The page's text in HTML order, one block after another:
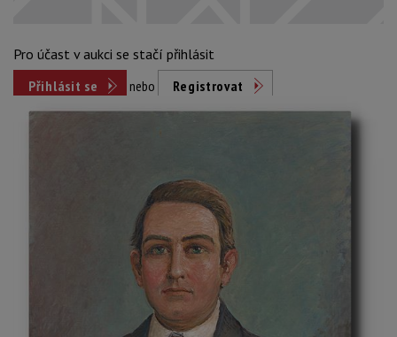
Pro účast v aukci se stačí přihlásit
Přihlásit se
nebo Registrovat